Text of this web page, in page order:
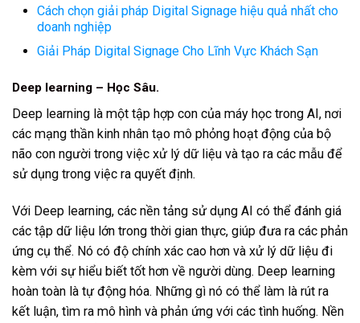
Cách chọn giải pháp Digital Signage hiệu quả nhất cho
doanh nghiệp
Giải Pháp Digital Signage Cho Lĩnh Vực Khách Sạn
Deep learning – Học Sâu.
Deep learning là một tập hợp con của máy học trong AI, nơi
các mạng thần kinh nhân tạo mô phỏng hoạt động của bộ
não con người trong việc xử lý dữ liệu và tạo ra các mẫu để
sử dụng trong việc ra quyết định.
Với Deep learning, các nền tảng sử dụng AI có thể đánh giá
các tập dữ liệu lớn trong thời gian thực, giúp đưa ra các phản
ứng cụ thể. Nó có độ chính xác cao hơn và xử lý dữ liệu đi
kèm với sự hiểu biết tốt hơn về người dùng. Deep learning
hoàn toàn là tự động hóa. Những gì nó có thể làm là rút ra
kết luận, tìm ra mô hình và phản ứng với các tình huống. Nền